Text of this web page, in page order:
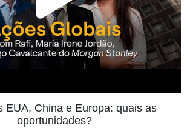
EUA, China e Europa: quais as
oportunidades?